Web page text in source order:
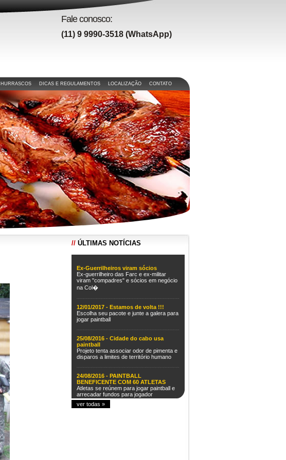
Fale conosco:
(11) 9 9990-3518 (WhatsApp)
DICAS E REGULAMENTOS LOCALIZAÇÃO CONTATO
// ÚLTIMAS NOTÍCIAS
Ex-Guerrilheiros viram sócios
Ex-guerrilheiro das Farc e ex-militar
viram "compadres" e sócios em negócio
na Col�
12/01/2017 - Estamos de volta !!!
Escolha seu pacote e junte a galera para
jogar paintball
25/08/2016 - Cidade do cabo usa
paintball
Projeto tenta associar odor de pimenta e
disparos a limites de território humano
24/08/2016 - PAINTBALL
BENEFICENTE COM 60 ATLETAS
Atletas se reúnem para jogar paintball e
arrecadar fundos para jogador
acidentado
ver todas »